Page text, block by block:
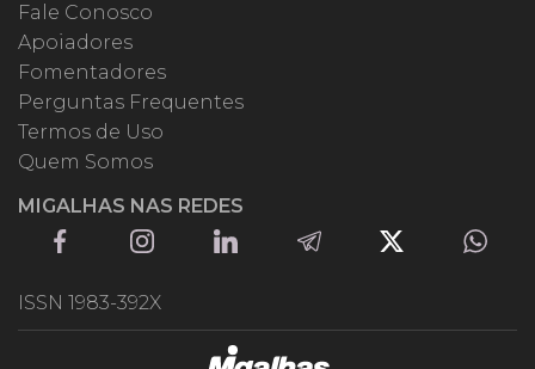
Fale Conosco
Apoiadores
Fomentadores
Perguntas Frequentes
Termos de Uso
Quem Somos
MIGALHAS NAS REDES
ISSN 1983-392X